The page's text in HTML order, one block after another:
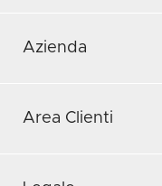
Azienda
Area Clienti